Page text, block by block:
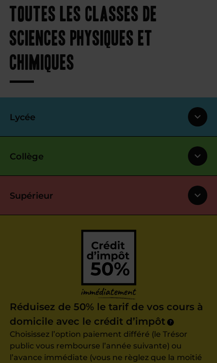
toutes les classes de
sciences physiques et
chimiques
Lycée
Collège
Supérieur
Réduisez de 50% le tarif de vos cours à
domicile avec le crédit d’impôt
?
Choisissez l’option paiement différé (le Trésor
public vous rembourse l’année suivante) ou
l’avance immédiate (vous ne règlez que la moitié